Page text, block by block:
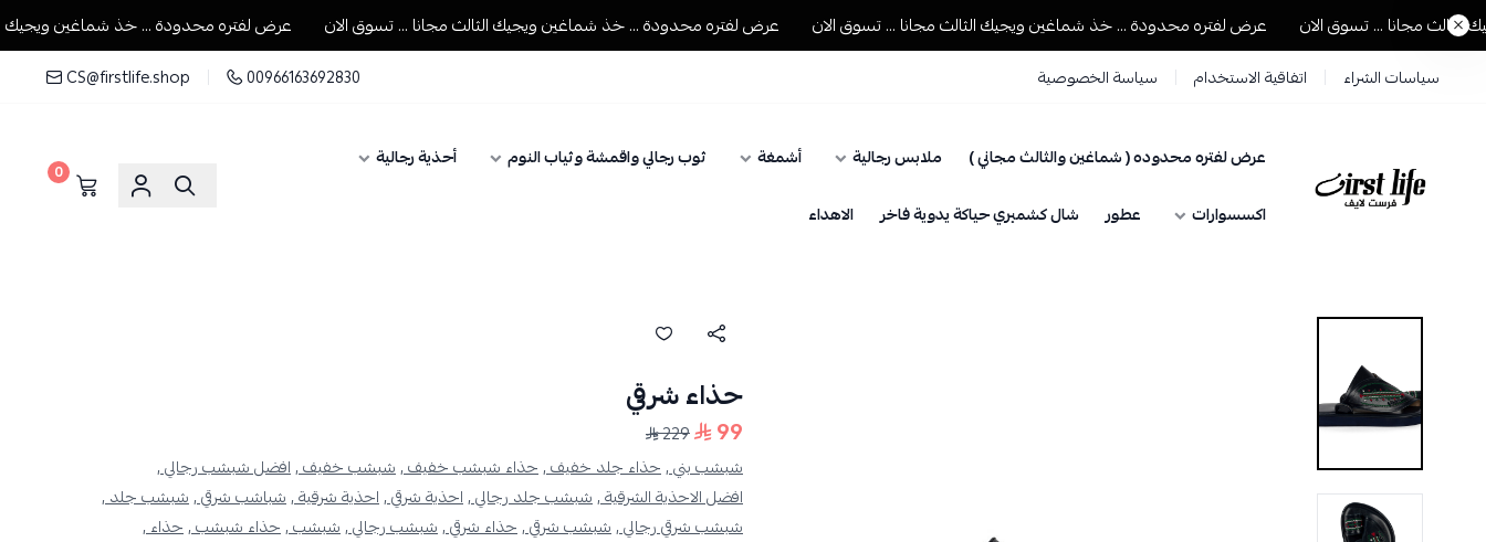
مجانا ... تسوق الان عرض لفتره محدودة ... خذ شماغين ويجيك الثالث مجانا ... تسوق الان عرض لفتره محدودة ... خذ شماغين ويجيك الثالث مجانا ... تسوق الان عرض لفتره محدودة ... خذ شماغين ويجيك
سياسات الشراء اتفاقية الاستخدام سياسة الخصوصية 00966163692830
CS@firstlife.shop
فرست لايف للمستلزمات الرجالية
عرض لفتره محدوده ( شماغين والثالث مجاني ) ملابس رجالية أشمغة ثوب رجالي واقمشة وثياب النوم
أحذية رجالية
اكسسوارات
عطور شال كشميري حياكة يدوية فاخر الاهداء
0
حذاء شرقي
99
229
شبشب بني ,حذاء جلد خفيف ,حذاء شبشب خفيف ,شبشب خفيف ,افضل شبشب رجالي ,
افضل الاحذية الشرقية ,شبشب جلد رجالي ,احذية شرقي ,احذية شرقية ,شباشب شرقي ,شبشب جلد ,
شبشب شرقي رجالي ,شبشب شرقي ,حذاء شرقي ,شبشب رجالي ,شبشب ,حذاء شبشب ,حذاء ,